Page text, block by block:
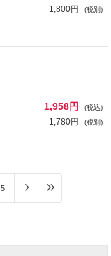
1,800円 (税別)
1,958円 (税込)
1,780円 (税別)
5